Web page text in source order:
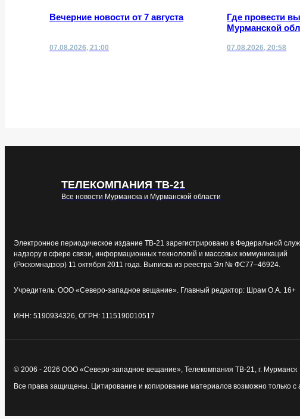
Вечерние новости от 7 августа
07.08.2026, 21:00
Где провести
Мурманской
07.08.2026, 20:58
ТЕЛЕКОМПАНИЯ ТВ-21
Все новости Мурманска и Мурманской области
Электронное периодическое издание ТВ-21 зарегистрировано в Федеральной
надзору в сфере связи, информационных технологий и массовых коммуникаций
(Роскомнадзор) 11 октября 2011 года. Выписка из реестра Эл № ФС77–46924.
Учредитель: ООО «Северо-западное вещание». Главный редактор: Шрам О.А. 16+
ИНН: 5190934326, ОГРН: 1115190010517
© 2006 - 2026 ООО «Северо-западное вещание», Телекомпания ТВ-21, г. Мурманск
Все права защищены. Цитирование и копирование материалов возможно только с